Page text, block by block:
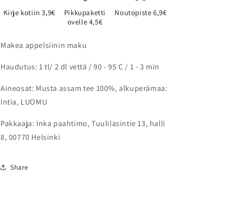
Kirje kotiin 3,9€
Pikkupaketti
ovelle 4,5€
Noutopiste 6,9€
Makea appelsiinin maku
Haudutus: 1 tl/ 2 dl vettä / 90 - 95 C / 1 - 3 min
Aineosat: Musta assam tee 100%, alkuperämaa:
Intia, LUOMU
Pakkaaja: Inka paahtimo, Tuulilasintie 13, halli
8, 00770 Helsinki
Share